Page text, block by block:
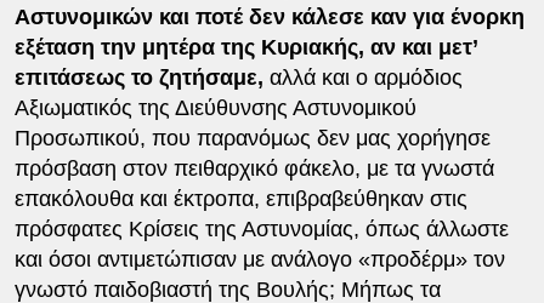
Αστυνομικών και ποτέ δεν κάλεσε καν για ένορκη
εξέταση την μητέρα της Κυριακής, αν και μετ’
επιτάσεως το ζητήσαμε, αλλά και ο αρμόδιος
Αξιωματικός της Διεύθυνσης Αστυνομικού
Προσωπικού, που παρανόμως δεν μας χορήγησε
πρόσβαση στον πειθαρχικό φάκελο, με τα γνωστά
επακόλουθα και έκτροπα, επιβραβεύθηκαν στις
πρόσφατες Κρίσεις της Αστυνομίας, όπως άλλωστε
και όσοι αντιμετώπισαν με ανάλογο «προδέρμ» τον
γνωστό παιδοβιαστή της Βουλής; Μήπως τα